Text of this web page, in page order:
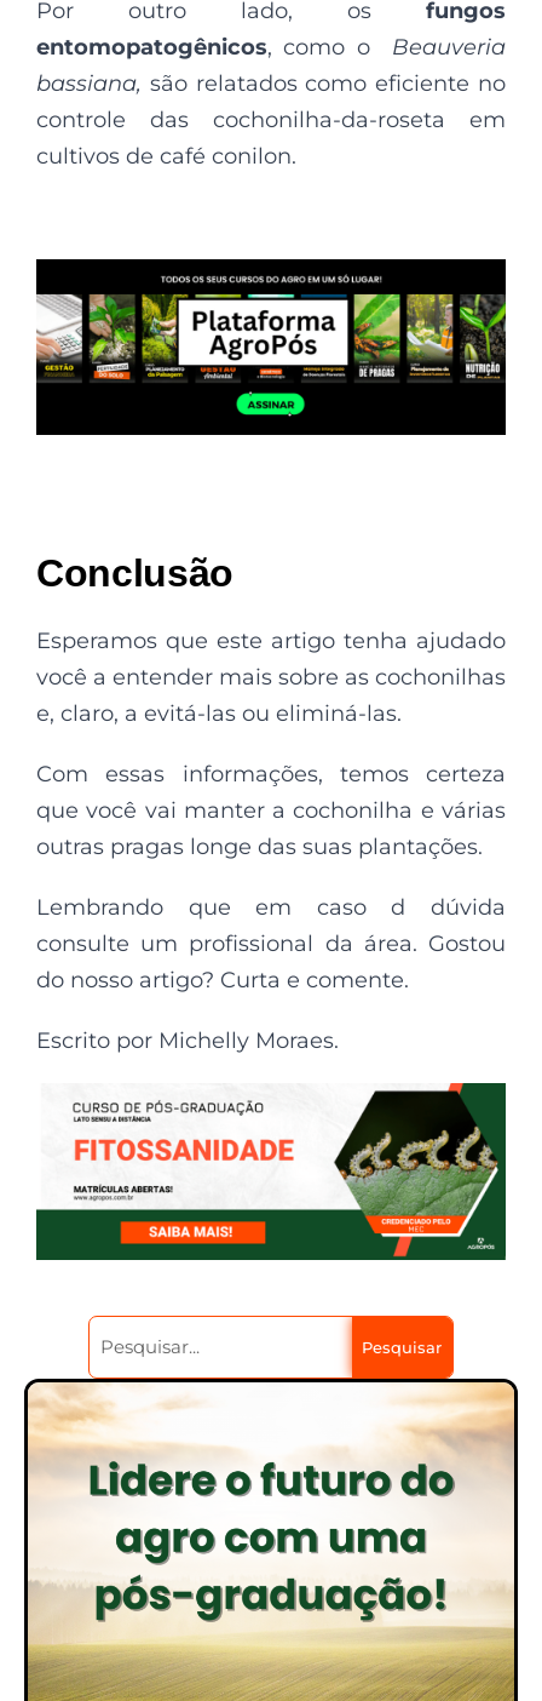
Por outro lado, os
fungos
entomopatogênicos, como o
Beauveria
bassiana, são relatados como eficiente no
controle das cochonilha-da-roseta em
cultivos de café conilon.
Conclusão
Esperamos que este artigo tenha ajudado
você a entender mais sobre as cochonilhas
e, claro, a evitá-las ou eliminá-las.
Com essas informações, temos certeza
que você vai manter a cochonilha e várias
outras pragas longe das suas plantações.
Lembrando que em caso d dúvida
consulte um profissional da área. Gostou
do nosso artigo? Curta e comente.
Escrito por Michelly Moraes.
Pesquisar